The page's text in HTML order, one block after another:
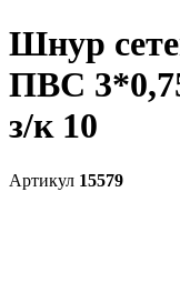
Шнур
ПВС
з/к 10
Артикул 15579